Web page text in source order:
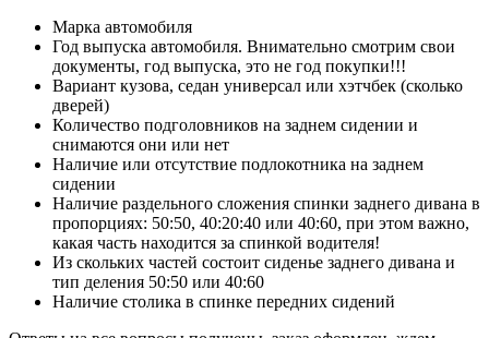
Марка автомобиля
Год выпуска автомобиля. Внимательно смотрим свои
документы, год выпуска, это не год покупки!!!
Вариант кузова, седан универсал или хэтчбек (сколько
дверей)
Количество подголовников на заднем сидении и
снимаются они или нет
Наличие или отсутствие подлокотника на заднем
сидении
Наличие раздельного сложения спинки заднего дивана в
пропорциях: 50:50, 40:20:40 или 40:60, при этом важно,
какая часть находится за спинкой водителя!
Из скольких частей состоит сиденье заднего дивана и
тип деления 50:50 или 40:60
Наличие столика в спинке передних сидений